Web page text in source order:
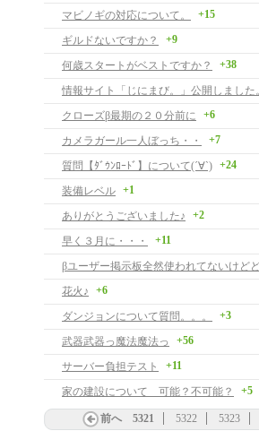
マビノギの対応について。
+15
ギルドないですか？
+9
何歳スタートがベストですか？
+38
情報サイト「じにまび。」公開しました。
クローズβ最期の２０分前に
+6
カメラガール一人ぼっち・・
+7
質問【ﾀﾞｳﾝﾛｰﾄﾞ】について(´∀`) +24
装備レベル +1
ありがとうございました♪
+2
早く３月に・・・
+11
βユーザー掲示板全然使われてないけど
花火♪
+6
ダンジョンについて質問。。。
+3
武器武器っ魔法魔法っ
+56
サーバー負担テスト
+11
家の建設について 可能？不可能？
+5
前へ 5321 5322 5323